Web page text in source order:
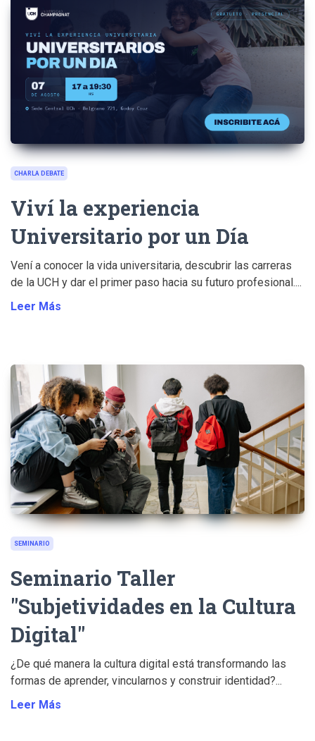
CHARLA DEBATE
Viví la experiencia
Universitario por un Día
Vení a conocer la vida universitaria, descubrir las carreras
de la UCH y dar el primer paso hacia su futuro profesional....
Leer Más
SEMINARIO
Seminario Taller
"Subjetividades en la Cultura
Digital"
¿De qué manera la cultura digital está transformando las
formas de aprender, vincularnos y construir identidad?...
Leer Más